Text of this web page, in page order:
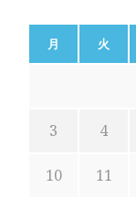
月 火
3 4
10 11